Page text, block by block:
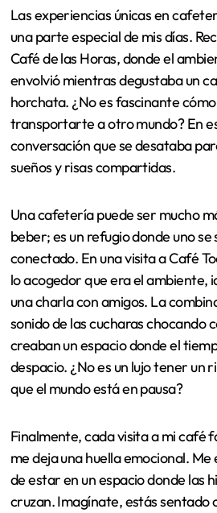
Las experiencias únicas en
una parte especial de mis días.
Café de las Horas, donde el
envolvió mientras degustaba un
horchata. ¿No es fascinante
transportarte a otro mundo? En
conversación que se desataba
sueños y risas compartidas.
Una cafetería puede ser mucho
beber; es un refugio donde uno
conectado. En una visita a Café
lo acogedor que era el ambiente,
una charla con amigos. La
sonido de las cucharas chocando
creaban un espacio donde el
despacio. ¿No es un lujo tener un
que el mundo está en pausa?
Finalmente, cada visita a mi café
me deja una huella emocional.
de estar en un espacio donde las
cruzan. Imagínate, estás sentado